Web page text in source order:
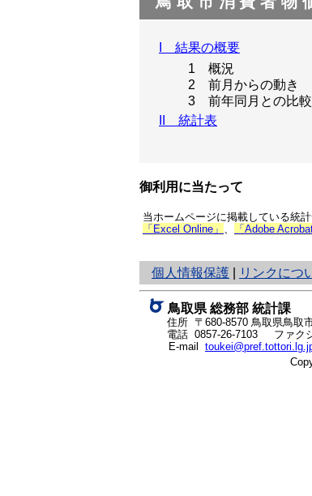
I 結果の概要
1 概況
2 前月からの動き
3 前年同月との比較
II 統計表
御利用に当たって
当ホームページに掲載している統
「Excel Online」 、 「Adobe
個人情報保護
と
り
ネ
ッ
ト
へ
リンクにつ
鳥取県 総務部 統計課
住所 〒680-8570 鳥取県鳥取
電話 0857-26-7103
ファク
E-mail